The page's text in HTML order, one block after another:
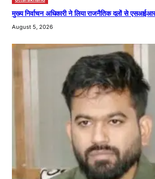
मुख्य निर्वाचन अधिकारी ने लिया राजनैतिक दलों से
August 5, 2026